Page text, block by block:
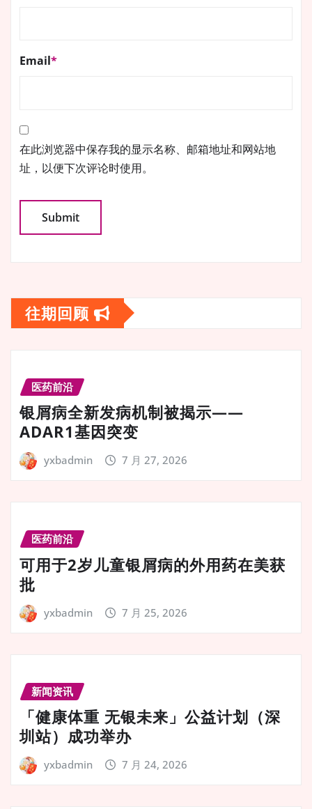
Email*
在此浏览器中保存我的显示名称、邮箱地址和网站地
址，以便下次评论时使用。
往期回顾
医药前沿
银屑病全新发病机制被揭示——
ADAR1基因突变
yxbadmin 7 月 27, 2026
医药前沿
可用于2岁儿童银屑病的外用药在美获
批
yxbadmin 7 月 25, 2026
新闻资讯
「健康体重 无银未来」公益计划（深
圳站）成功举办
yxbadmin 7 月 24, 2026